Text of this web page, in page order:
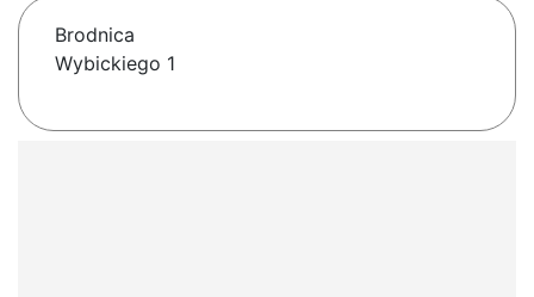
Brodnica
Wybickiego 1